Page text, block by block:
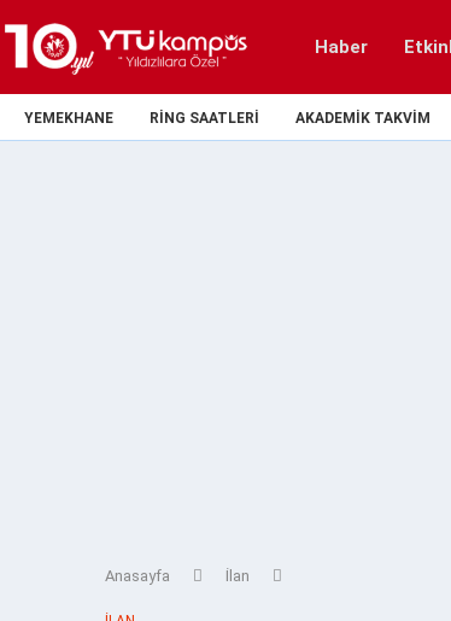
Haber
YEMEKHANE RING SAATLERI AKADEMIK TAKVIM
Anasayfa İlan